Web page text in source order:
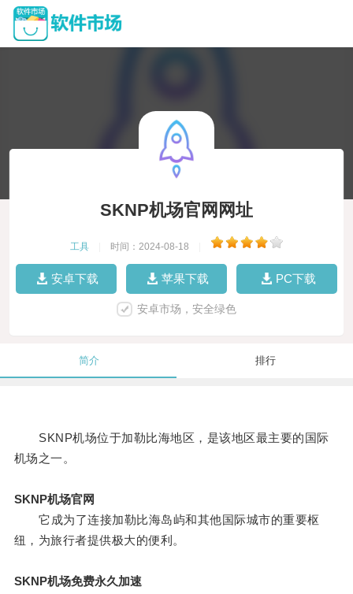
SKNP机场官网网址
工具 时间：2024-08-18
安卓下载 苹果下载 PC下载
安卓市场，安全绿色
简介 排行
SKNP机场位于加勒比海地区，是该地区最主要的国际
机场之一。
SKNP机场官网
它成为了连接加勒比海岛屿和其他国际城市的重要枢
纽，为旅行者提供极大的便利。
SKNP机场免费永久加速